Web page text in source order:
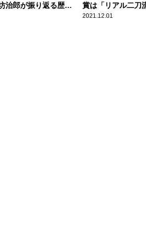
治郎が振り返る歴代
賞は「リアル二刀
ム」
2021.12.01